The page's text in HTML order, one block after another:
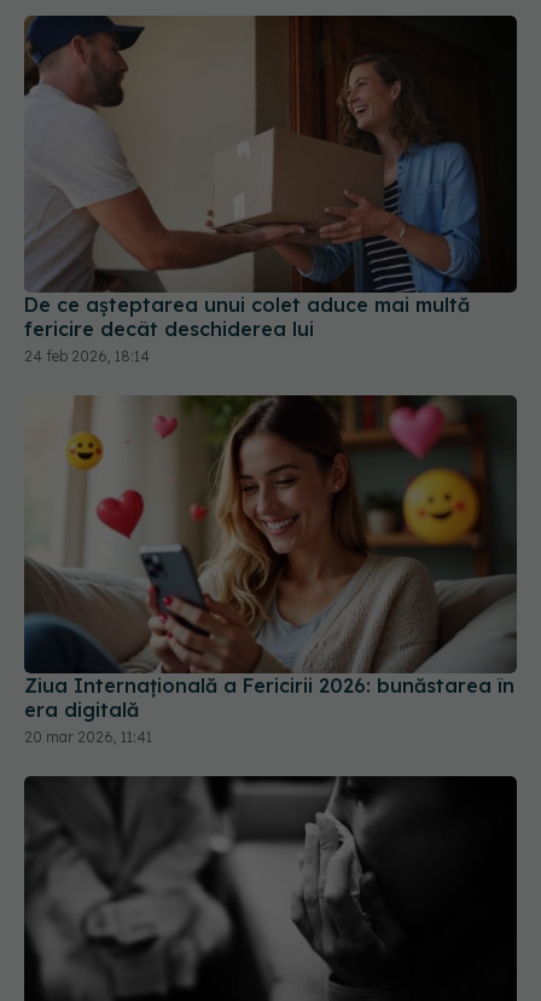
De ce așteptarea unui colet aduce mai multă
fericire decât deschiderea lui
24 feb 2026, 18:14
Ziua Internațională a Fericirii 2026: bunăstarea în
era digitală
20 mar 2026, 11:41